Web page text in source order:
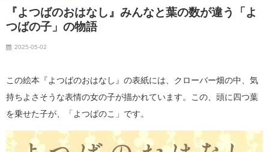
『よつばのおはなし』みんなと葉の数が違う「よ
つばの子」の物語
2025-05-02
この絵本『よつばのおはなし』の表紙には、クローバー畑の中、気
持ちよさそうな表情の女の子が描かれています。この、頭に四つ葉
を乗せた子が、「よつばのこ」です。